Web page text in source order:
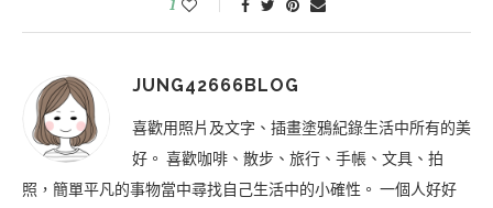
1
JUNG42666BLOG
喜歡用照片及文字、插畫塗鴉紀錄生活中所有的美
好。 喜歡咖啡、散步、旅行、手帳、文具、拍
照，簡單平凡的事物當中尋找自己生活中的小確性。 一個人好好